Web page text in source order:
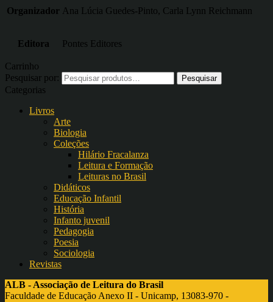
Organizador Ana Lúcia Guedes-Pinto, Carla Lynn Reichmann
Editora Pontes Editores
Carrinho
Pesquisar por:
Categorias
Livros
Arte
Biologia
Coleções
Hilário Fracalanza
Leitura e Formação
Leituras no Brasil
Didáticos
Educação Infantil
História
Infanto juvenil
Pedagogia
Poesia
Sociologia
Revistas
ALB - Associação de Leitura do Brasil
Faculdade de Educação Anexo II - Unicamp, 13083-970 -